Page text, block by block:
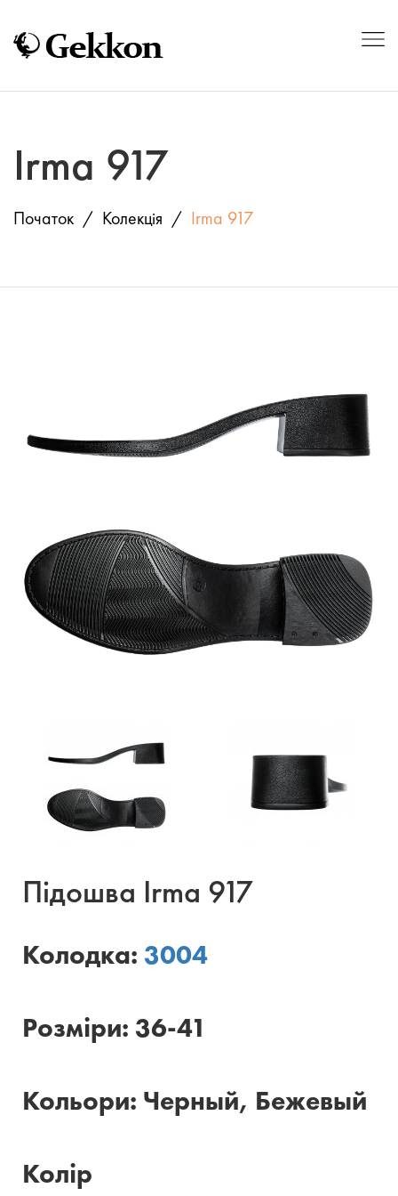
Irma 917
Початок Колекція Irma 917
Підошва Irma 917
Колодка: 3004
Розміри: 36-41
Кольори: Черный, Бежевый
Колір